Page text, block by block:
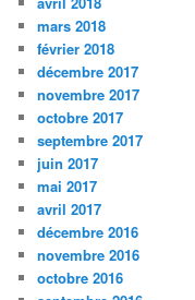
mars 2018
février 2018
décembre 2017
novembre 2017
octobre 2017
septembre 2017
juin 2017
mai 2017
avril 2017
décembre 2016
novembre 2016
octobre 2016